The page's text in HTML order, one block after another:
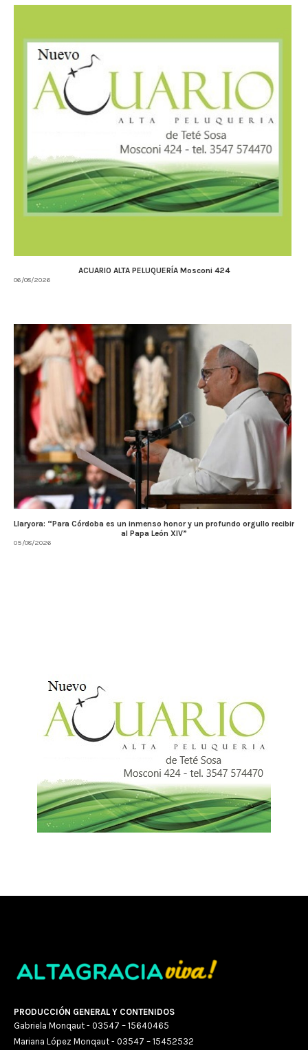
ACUARIO ALTA PELUQUERÍA Mosconi 424
06/08/2026
Llaryora: “Para Córdoba es un inmenso honor y un profundo orgullo recibir
al Papa León XIV”
05/08/2026
PRODUCCIÓN GENERAL Y CONTENIDOS
Gabriela Monqaut - 03547 – 15640465
Mariana López Monqaut - 03547 – 15452532